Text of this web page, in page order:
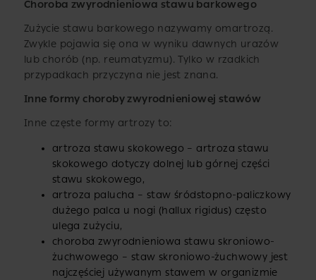
Choroba zwyrodnieniowa stawu barkowego
Zużycie stawu barkowego nazywamy omartrozą.
Zwykle pojawia się ona w wyniku dawnych urazów
lub chorób (np. reumatyzmu). Tylko w rzadkich
przypadkach przyczyna nie jest znana.
Inne formy choroby zwyrodnieniowej stawów
Inne częste formy artrozy to:
artroza stawu skokowego – artroza stawu
skokowego dotyczy dolnej lub górnej części
stawu skokowego,
artroza palucha – staw śródstopno-paliczkowy
dużego palca u nogi (hallux rigidus) często
ulega zużyciu,
choroba zwyrodnieniowa stawu skroniowo-
żuchwowego – staw skroniowo-żuchwowy jest
najczęściej używanym stawem w organizmie